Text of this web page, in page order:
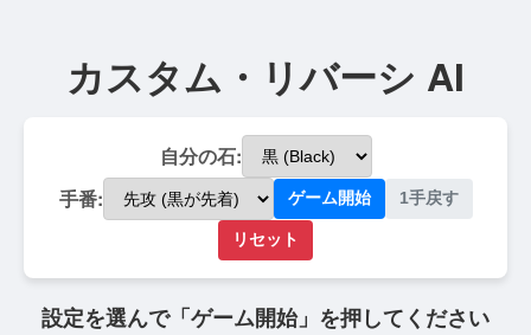
カスタム・リバーシ AI
自分の石:
手番:
ゲーム開始 1手戻す
リセット
設定を選んで「ゲーム開始」を押してください